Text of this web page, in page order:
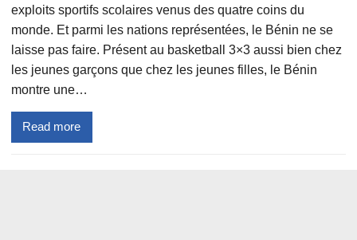
exploits sportifs scolaires venus des quatre coins du
monde. Et parmi les nations représentées, le Bénin ne se
laisse pas faire. Présent au basketball 3×3 aussi bien chez
les jeunes garçons que chez les jeunes filles, le Bénin
montre une…
Read more